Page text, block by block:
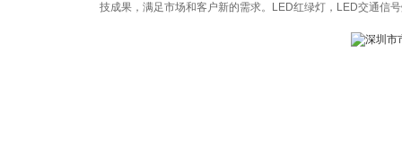
技成果，满足市场和客户新的需求。LED红绿灯，LED交通信